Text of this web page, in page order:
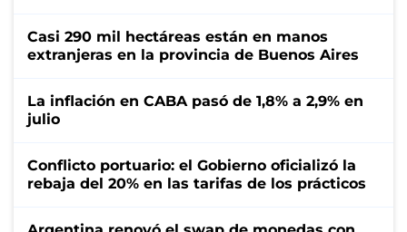
Casi 290 mil hectáreas están en manos
extranjeras en la provincia de Buenos Aires
La inflación en CABA pasó de 1,8% a 2,9% en
julio
Conflicto portuario: el Gobierno oficializó la
rebaja del 20% en las tarifas de los prácticos